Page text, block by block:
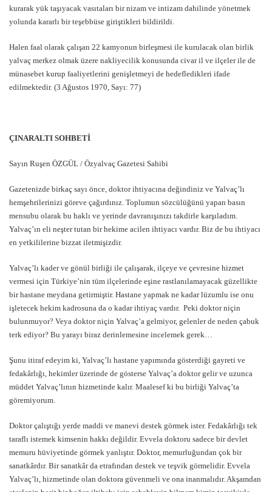
kurarak yük taşıyacak vasıtaları bir nizam ve intizam dahilinde yönetmek
yolunda kararlı bir teşebbüse giriştikleri bildirildi.
Halen faal olarak çalışan 22 kamyonun birleşmesi ile kurulacak olan birlik
yalvaç merkez olmak üzere nakliyecilik konusunda civar il ve ilçeler ile de
münasebet kurup faaliyetlerini genişletmeyi de hedefledikleri ifade
edilmektedir. (3 Ağustos 1970, Sayı: 77)
ÇINARALTI SOHBETİ
Sayın Ruşen ÖZGÜL / Özyalvaç Gazetesi Sahibi
Gazetenizde birkaç sayı önce, doktor ihtiyacına değindiniz ve Yalvaç’lı
hemşehrilerinizi göreve çağırdınız. Toplumun sözcülüğünü yapan basın
mensubu olarak bu haklı ve yerinde davranışınızı takdirle karşıladım.
Yalvaç’ın eli neşter tutan bir hekime acilen ihtiyacı vardır. Biz de bu ihtiyacı
en yetkililerine bizzat iletmişizdir.
Yalvaç’lı kader ve gönül birliği ile çalışarak, ilçeye ve çevresine hizmet
vermesi için Türkiye’nin tüm ilçelerinde eşine rastlanılamayacak güzellikte
bir hastane meydana getirmiştir. Hastane yapmak ne kadar lüzumlu ise onu
işletecek hekim kadrosuna da o kadar ihtiyaç vardır. Peki doktor niçin
bulunmuyor? Veya doktor niçin Yalvaç’a gelmiyor, gelenler de neden çabuk
terk ediyor? Bu yarayı biraz derinlemesine incelemek gerek…
Şunu itiraf edeyim ki, Yalvaç’lı hastane yapımında gösterdiği gayreti ve
fedakârlığı, hekimler üzerinde de gösterse Yalvaç’a doktor gelir ve uzunca
müddet Yalvaç’lının hizmetinde kalır. Maalesef ki bu birliği Yalvaç’ta
göremiyorum.
Doktor çalıştığı yerde maddi ve manevi destek görmek ister. Fedakârlığı tek
taraflı istemek kimsenin hakkı değildir. Evvela doktoru sadece bir devlet
memuru hüviyetinde görmek yanlıştır. Doktor, memurluğundan çok bir
sanatkârdır. Bir sanatkâr da etrafından destek ve teşvik görmelidir. Evvela
Yalvaç’lı, hizmetinde olan doktora güvenmeli ve ona inanmalıdır. Akşamdan